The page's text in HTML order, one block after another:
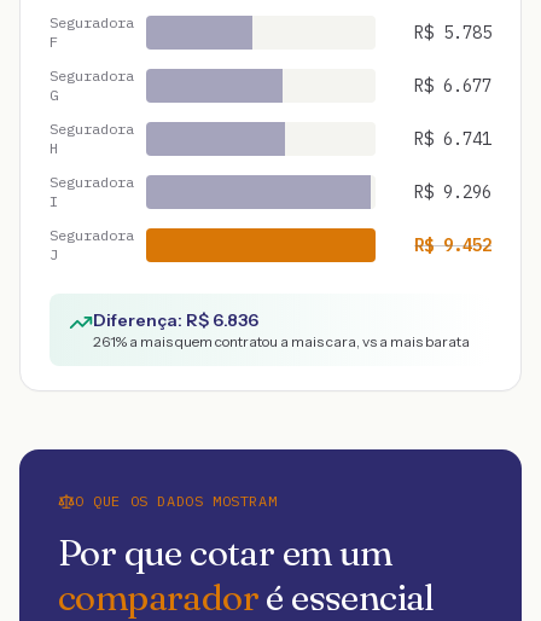
Seguradora
F
R$ 5.785
Seguradora
G
R$ 6.677
Seguradora
H
R$ 6.741
Seguradora
I
R$ 9.296
Seguradora
J
R$9.452
Diferença: R$ 6.836
261% a mais quem contratou a mais cara, vs a mais barata
O QUE OS DADOS MOSTRAM
Por que cotar em um
comparadoré essencial